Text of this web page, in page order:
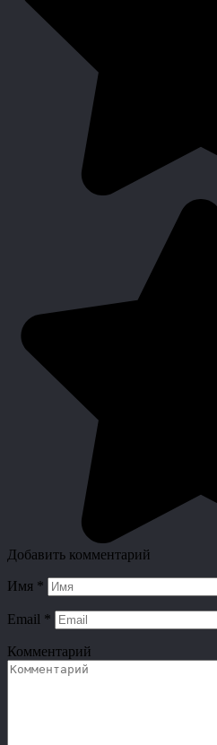
Добавить комментарий
Имя *
Email *
Комментарий